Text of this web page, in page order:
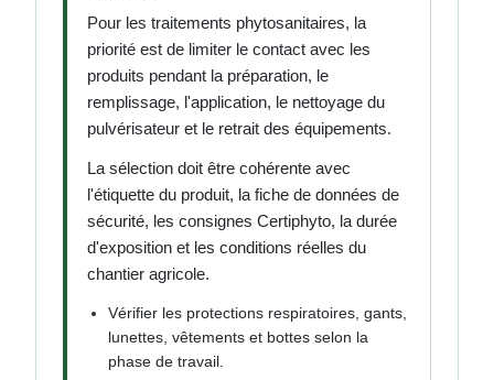
Pour les traitements phytosanitaires, la
priorité est de limiter le contact avec les
produits pendant la préparation, le
remplissage, l'application, le nettoyage du
pulvérisateur et le retrait des équipements.
La sélection doit être cohérente avec
l'étiquette du produit, la fiche de données de
sécurité, les consignes Certiphyto, la durée
d'exposition et les conditions réelles du
chantier agricole.
Vérifier les protections respiratoires, gants,
lunettes, vêtements et bottes selon la
phase de travail.